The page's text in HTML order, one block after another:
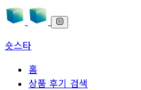
숏스타
홈
상품 후기 검색